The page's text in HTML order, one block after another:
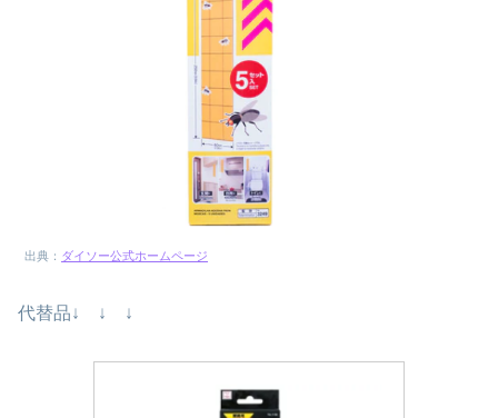
出典： ダイソー公式ホームページ
代替品↓ ↓ ↓